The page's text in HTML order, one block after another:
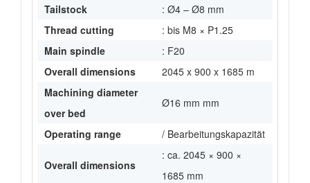
Tailstock
: Ø4 – Ø8 mm
Thread cutting
: bis M8 × P1.25
Main spindle
: F20
Overall dimensions
2045 x 900 x 1685 m
Machining diameter
over bed
Ø16 mm mm
Operating range / Bearbeitungskapazität
Overall dimensions
: ca. 2045 × 900 ×
1685 mm